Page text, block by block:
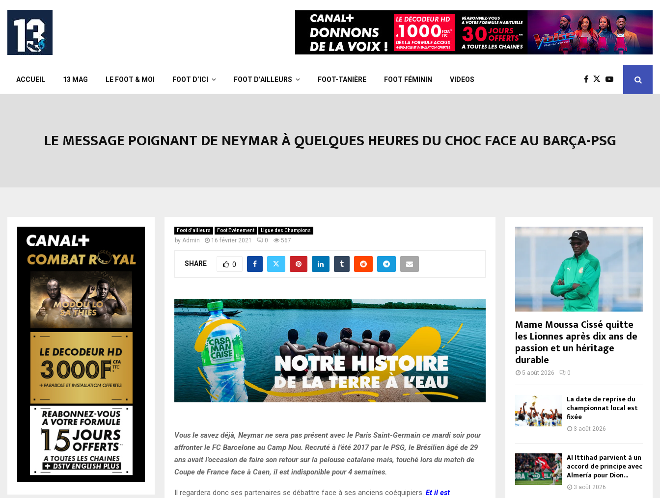
ACCUEIL 13 MAG LE FOOT & MOI FOOT D’ICI FOOT D’AILLEURS FOOT-TANIÈRE FOOT FÉMININ VIDEOS
LE MESSAGE POIGNANT DE NEYMAR À QUELQUES HEURES DU CHOC FACE AU BARÇA-PSG
Foot d’ailleurs Foot Evénement Ligue des Champions
by Admin 16 février 2021 0 567
SHARE 0
Vous le savez déjà, Neymar ne sera pas présent avec le Paris Saint-Germain ce mardi soir pour
affronter le FC Barcelone au Camp Nou. Recruté à l’été 2017 par le PSG, le Brésilien âgé de 29
ans avait l’occasion de faire son retour sur la pelouse catalane mais, touché lors du match de
Coupe de France face à Caen, il est indisponible pour 4 semaines.
Il regardera donc ses partenaires se débattre face à ses anciens coéquipiers. Et il est
Mame Moussa Cissé quitte
les Lionnes après dix ans de
passion et un héritage
durable
5 août 2026 0
La date de reprise du
championnat local est
fixée
3 août 2026
Al Ittihad parvient à un
accord de principe avec
Almería pour Dion...
3 août 2026